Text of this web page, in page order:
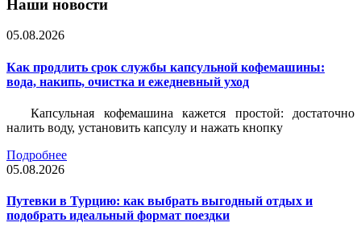
Наши новости
05.08.2026
Как продлить срок службы капсульной кофемашины:
вода, накипь, очистка и ежедневный уход
Капсульная кофемашина кажется простой: достаточно
налить воду, установить капсулу и нажать кнопку
Подробнее
05.08.2026
Путевки в Турцию: как выбрать выгодный отдых и
подобрать идеальный формат поездки